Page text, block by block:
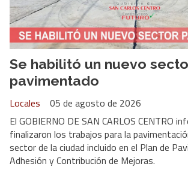
Se habilitó un nuevo
pavimentado
Locales
05 de agosto de 2026
El GOBIERNO DE SAN CARLOS CENTRO
finalizaron los trabajos para la
sector de la ciudad incluido en el Plan de
Adhesión y Contribución de Mejoras.